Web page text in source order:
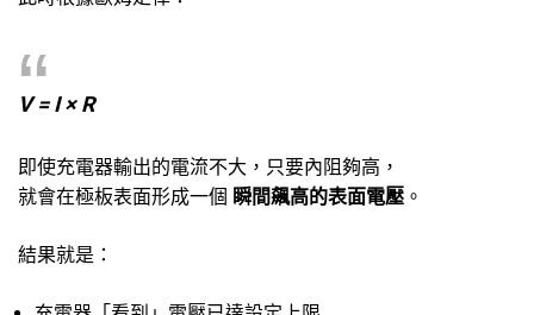
V = I × R
即使充電器輸出的電流不大，只要內阻夠高，
就會在極板表面形成一個 瞬間飆高的表面電壓 。
結果就是：